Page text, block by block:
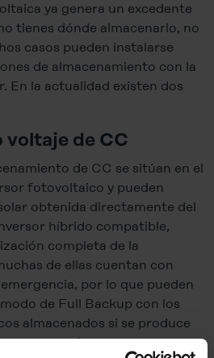
ya genera un excedente
tienes dónde almacenarlo, no
casos pueden instalarse
de almacenamiento con la
En la actualidad existen dos
voltaje de CC
de CC se sitúan en el
fotovoltaico y pueden
obtenida directamente del
híbrido compatible,
completa de la
de ellas cuentan con
por lo que pueden
de Full Backup con los
almacenados si se produce
capaces de arrancar «en